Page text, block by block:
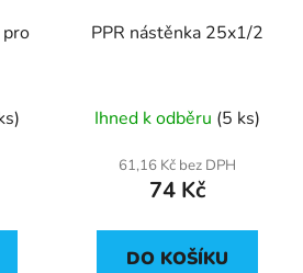
PPR nástěnka 25x1/2
Ihned k odběru (5 ks)
61,16 Kč bez DPH
74 Kč
DO KOŠÍKU